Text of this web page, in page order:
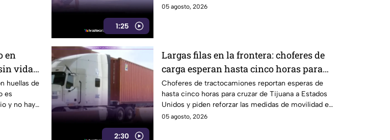
1:25
FPS 30 o superior.
05 agosto, 2026
en
vida
huellas de
es
y no hay
2:30
Largas filas en la frontera: choferes de
carga esperan hasta cinco horas para
cruzar a EE. UU.
Choferes de tractocamiones reportan esperas de
hasta cinco horas para cruzar de Tijuana a Estados
Unidos y piden reforzar las medidas de movilidad en
la frontera.
05 agosto, 2026